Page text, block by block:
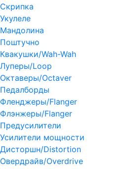
Скрипка
Укулеле
Мандолина
Поштучно
Квакушки/Wah-Wah
Луперы/Loop
Октаверы/Octaver
Педалборды
Фленджеры/Flanger
Флэнжеры/Flanger
Предусилители
Усилители мощности
Дисторшн/Distortion
Овердрайв/Overdrive